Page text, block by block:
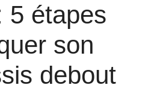
5 étapes
son
debout